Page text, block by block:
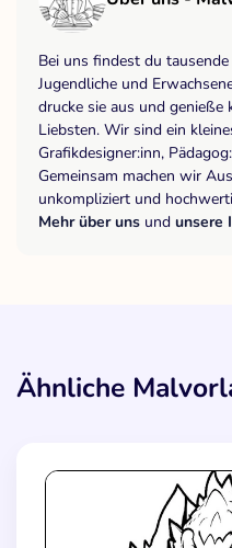
Bei uns findest du
Jugendliche und
drucke sie aus und genieße
Liebsten. Wir sind ein
Grafikdesigner:inn,
Gemeinsam machen wir
unkompliziert und
Mehr über uns und unsere
Ähnliche